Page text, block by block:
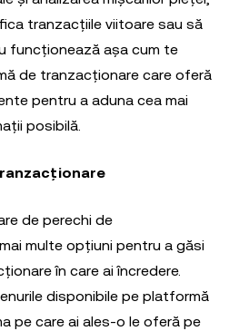
tranzacțiile viitoare sau să
funcționează așa cum te
de tranzacționare care oferă
pentru a aduna cea mai
posibilă.
de perechi de
multe opțiuni pentru a găsi
în care ai încredere.
disponibile pe platformă
pe care ai ales-o le oferă pe